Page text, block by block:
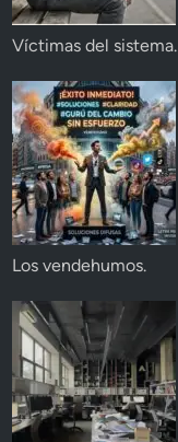
Víctimas del sistema.
Los vendehumos.